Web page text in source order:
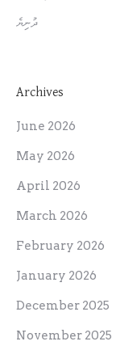
ދުނިޔެ
Archives
June 2026
May 2026
April 2026
March 2026
February 2026
January 2026
December 2025
November 2025